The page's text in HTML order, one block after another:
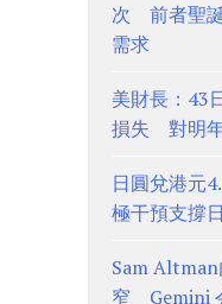
次 前者聖
需求
美財長：43
損失 對明
日圓兌港元
極干預支撐
Sam
窄 Gemini